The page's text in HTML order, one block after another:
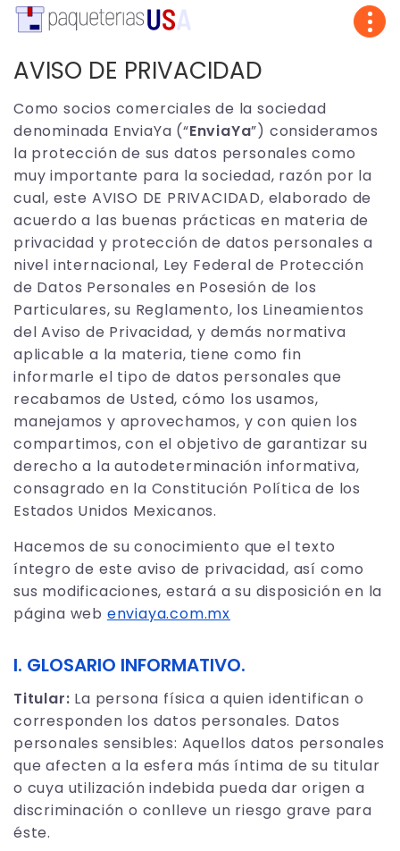
AVISO DE PRIVACIDAD
Como socios comerciales de la sociedad
denominada EnviaYa (“EnviaYa”) consideramos
la protección de sus datos personales como
muy importante para la sociedad, razón por la
cual, este AVISO DE PRIVACIDAD, elaborado de
acuerdo a las buenas prácticas en materia de
privacidad y protección de datos personales a
nivel internacional, Ley Federal de Protección
de Datos Personales en Posesión de los
Particulares, su Reglamento, los Lineamientos
del Aviso de Privacidad, y demás normativa
aplicable a la materia, tiene como fin
informarle el tipo de datos personales que
recabamos de Usted, cómo los usamos,
manejamos y aprovechamos, y con quien los
compartimos, con el objetivo de garantizar su
derecho a la autodeterminación informativa,
consagrado en la Constitución Política de los
Estados Unidos Mexicanos.
Hacemos de su conocimiento que el texto
íntegro de este aviso de privacidad, así como
sus modificaciones, estará a su disposición en la
página web enviaya.com.mx
I. GLOSARIO INFORMATIVO.
Titular: La persona física a quien identifican o
corresponden los datos personales. Datos
personales sensibles: Aquellos datos personales
que afecten a la esfera más íntima de su titular
o cuya utilización indebida pueda dar origen a
discriminación o conlleve un riesgo grave para
éste.